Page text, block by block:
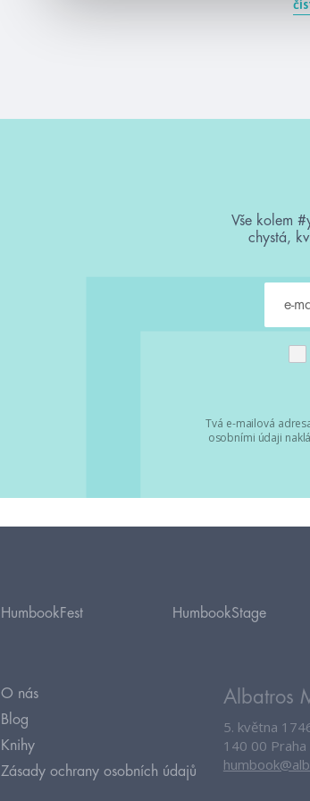
Vše kolem
chystá,
Tvá e-mailová
osobními údaji
HumbookFest HumbookStage
O nás
Blog
Knihy
Zásady ochrany osobních údajů
Albatros
5. května
140 00 Praha